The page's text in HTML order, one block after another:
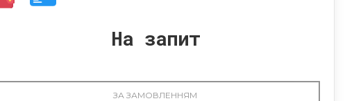
На запит
ЗА ЗАМОВЛЕННЯМ